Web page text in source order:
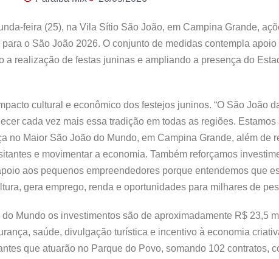
feira (25), na Vila Sítio São João, em Campina Grande,
o São João 2026. O conjunto de medidas contempla
a realização de festas juninas e ampliando a presença do
cultural e econômico dos festejos juninos. “O São João
cada vez mais essa tradição em todas as regiões.
no Maior São João do Mundo, em Campina Grande, além de
e movimentar a economia. Também reforçamos
aos pequenos empreendedores porque entendemos que
gera emprego, renda e oportunidades para milhares de
Mundo os investimentos são de aproximadamente R$ 23,5
saúde, divulgação turística e incentivo à economia
que atuarão no Parque do Povo, somando 102 contratos,